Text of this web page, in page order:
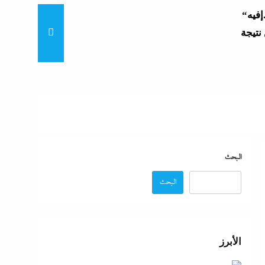
“زغاريد نص الليل للفجر”..إفيه
البحث
البحث
الأبرز